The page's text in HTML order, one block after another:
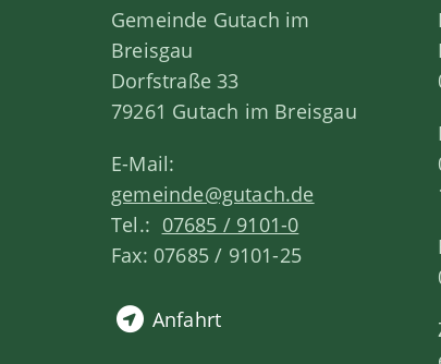
Gemeinde Gutach im
Breisgau
Dorfstraße 33
79261 Gutach im Breisgau
E-Mail:
gemeinde@gutach.de
Tel.: 07685 / 9101-0
Fax: 07685 / 9101-25
Anfahrt